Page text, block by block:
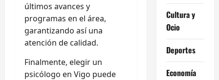
últimos avances y
programas en el área,
garantizando así una
atención de calidad.
Finalmente, elegir un
psicólogo en Vigo puede
Cultura y
Ocio
Deportes
Economía